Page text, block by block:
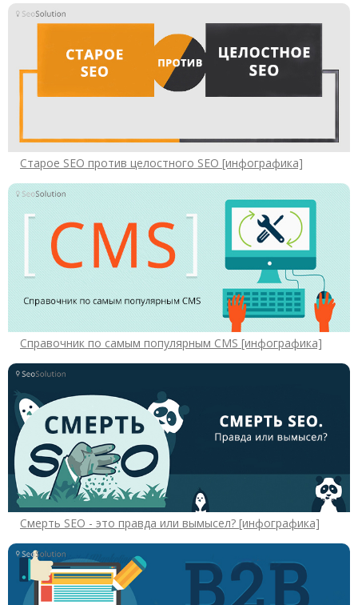
Старое SEO против целостного SEO [инфографика]
Справочник по самым популярным CMS [инфографика]
Смерть SEO - это правда или вымысел? [инфографика]